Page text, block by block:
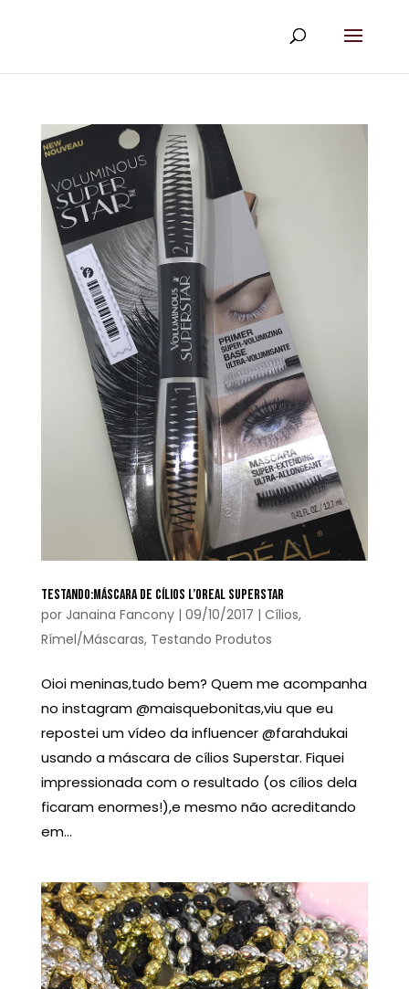
TESTANDO:MÁSCARA DE CÍLIOS L’OREAL SUPERSTAR
por Janaina Fancony| 09/10/2017 | Cílios,
Rímel/Máscaras, Testando Produtos
Oioi meninas,tudo bem? Quem me acompanha
no instagram @maisquebonitas,viu que eu
repostei um vídeo da influencer @farahdukai
usando a máscara de cílios Superstar. Fiquei
impressionada com o resultado (os cílios dela
ficaram enormes!),e mesmo não acreditando
em...